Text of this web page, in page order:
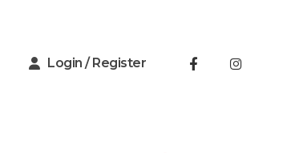
Login / Register